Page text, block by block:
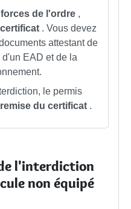
de l'ordre ,
certificat . Vous devez
attestant de
EAD et de la
le permis
du certificat .
l'interdiction
non équipé